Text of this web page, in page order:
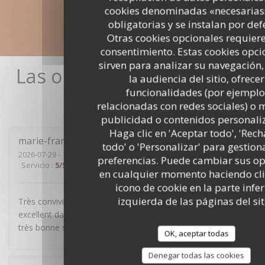
cookies denominadas
obligatorias y se instalan por
Otras cookies opcionales
consentimiento. Estas cookies
sirven para analizar su
la audiencia del sitio, ofrecer
funcionalidades (por
relacionadas con redes sociales) o
publicidad o contenidos
Haga clic en 'Aceptar todo',
todo' o 'Personalizar' para
preferencias. Puede cambiar sus
en cualquier momento haciendo
icono de cookie en la parte
izquierda de las páginas del
OK, aceptar todas
Denegar todas las cookies
Las opiniones de nuestros
clientes
marie-françoise
2026-07-29 - 19:30 - Invitados 4
Servicio : 5/5 Ambiente: 5/5 Menú:4/5 Calidad / Precio:5/5
Très convivial, sans chichis, mets délicieux et service
excellent dans la bonne humeur. Nous avons passé une
très bonne soirée.